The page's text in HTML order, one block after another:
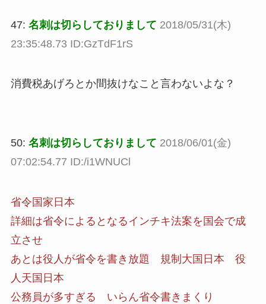
47: 名刺は切らしておりまして 2018/05/31(木)
23:35:48.73 ID:GzTdF1rS
消費税あげろとか間抜けなこと言わないよな？
50: 名刺は切らしておりまして 2018/06/01(金)
07:02:54.77 ID:/i1WNUCl
省令国家日本
詳細は省令によるとなるインチキ法案を国会で成
立させ
あとは役人が省令を書き放題 規制大国日本 役
人天国日本
公務員が多すぎる いらん省令書きまくり